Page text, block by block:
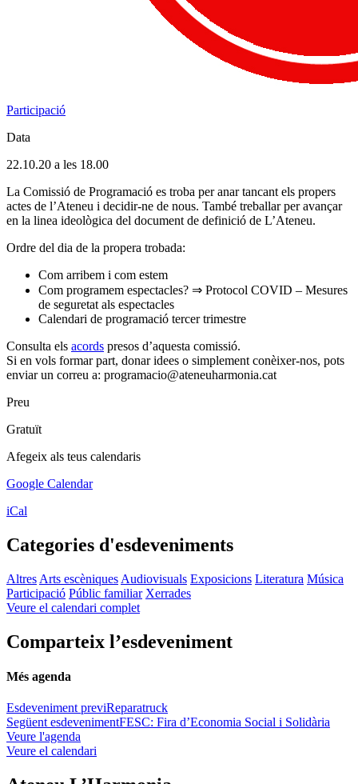
Participació
Data
22.10.20 a les 18.00
La Comissió de Programació es troba per anar tancant els propers
actes de l’Ateneu i decidir-ne de nous. També treballar per avançar
en la linea ideològica del document de definició de L’Ateneu.
Ordre del dia de la propera trobada:
Com arribem i com estem
Com programem espectacles? ⇒ Protocol COVID – Mesures
de seguretat als espectacles
Calendari de programació tercer trimestre
Consulta els acords presos d’aquesta comissió.
Si en vols formar part, donar idees o simplement conèixer-nos, pots
enviar un correu a: programacio@ateneuharmonia.cat
Preu
Gratuït
Afegeix als teus calendaris
Google Calendar
iCal
Categories d'esdeveniments
Altres Arts escèniques Audiovisuals Exposicions Literatura Música
Participació Públic familiar Xerrades
Veure el calendari complet
Comparteix l’esdeveniment
Més agenda
Esdeveniment previReparatruck
Següent esdevenimentFESC: Fira d’Economia Social i Solidària
Veure l'agenda
Veure el calendari